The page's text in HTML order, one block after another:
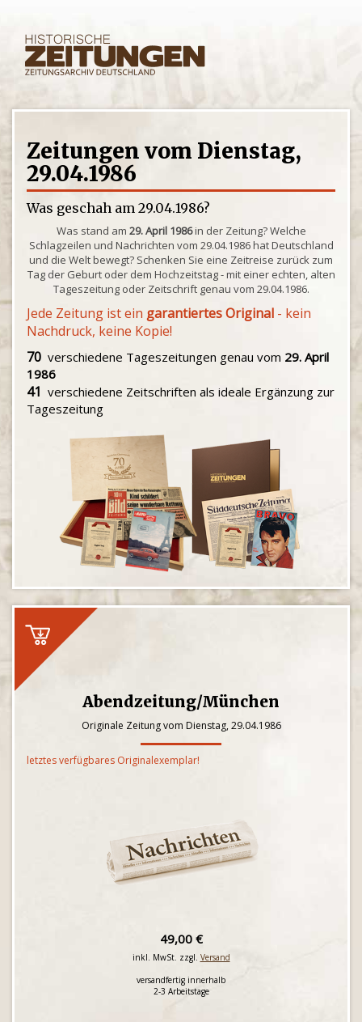
Zeitungen vom Dienstag,
29.04.1986
Was geschah am 29.04.1986?
Was stand am 29. April 1986in der Zeitung? Welche
Schlagzeilen und Nachrichten vom 29.04.1986 hat Deutschland
und die Welt bewegt? Schenken Sie eine Zeitreise zurück zum
Tag der Geburt oder dem Hochzeitstag - mit einer echten, alten
Tageszeitung oder Zeitschrift genau vom 29.04.1986.
Jede Zeitung ist ein garantiertes Original - kein
Nachdruck, keine Kopie!
70 verschiedene Tageszeitungen genau vom 29. April
1986
41 verschiedene Zeitschriften als ideale Ergänzung zur
Tageszeitung
Abendzeitung/München
Originale Zeitung vom Dienstag, 29.04.1986
letztes verfügbares Originalexemplar!
49,00 €
inkl. MwSt. zzgl. Versand
versandfertig innerhalb
2-3 Arbeitstage